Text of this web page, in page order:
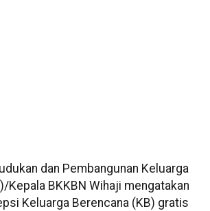
dan Pembangunan Keluarga
Kepala BKKBN Wihaji mengatakan
Keluarga Berencana (KB) gratis